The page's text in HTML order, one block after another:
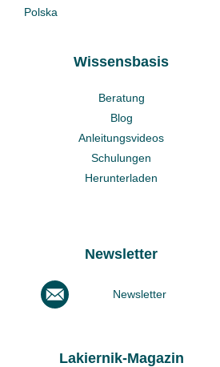
Polska
Wissensbasis
Beratung
Blog
Anleitungsvideos
Schulungen
Herunterladen
Newsletter
Newsletter
Lakiernik-Magazin